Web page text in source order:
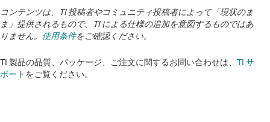
コンテンツは、TI 投稿者やコミュニティ投稿者によって「現状のま
ま」提供されるもので、TI による仕様の追加を意図するものではあ
りません。 使用条件をご確認ください。
TI 製品の品質、パッケージ、ご注文に関するお問い合わせは、 TI サ
ポート をご覧ください。